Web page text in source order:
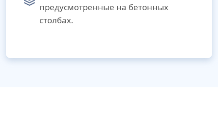
предусмотренные на бетонных
столбах.